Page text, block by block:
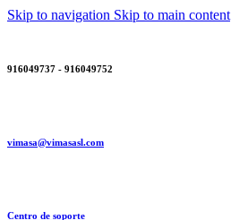
Skip to navigation Skip to main content
916049737 - 916049752
vimasa@vimasasl.com
Centro de soporte